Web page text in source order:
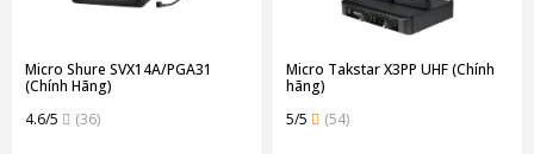
Micro Shure SVX14A/PGA31
(Chính Hãng)
4.6/5
(36)
Micro Takstar X3PP UHF (Chính
hãng)
5/5
(54)